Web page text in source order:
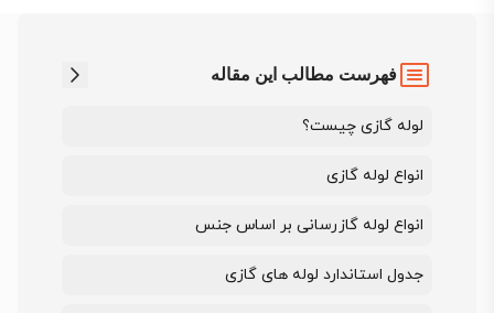
فهرست مطالب این مقاله
لوله گازی چیست؟
انواع لوله گازی
انواع لوله گازرسانی بر اساس جنس
جدول استاندارد لوله‌ های گازی